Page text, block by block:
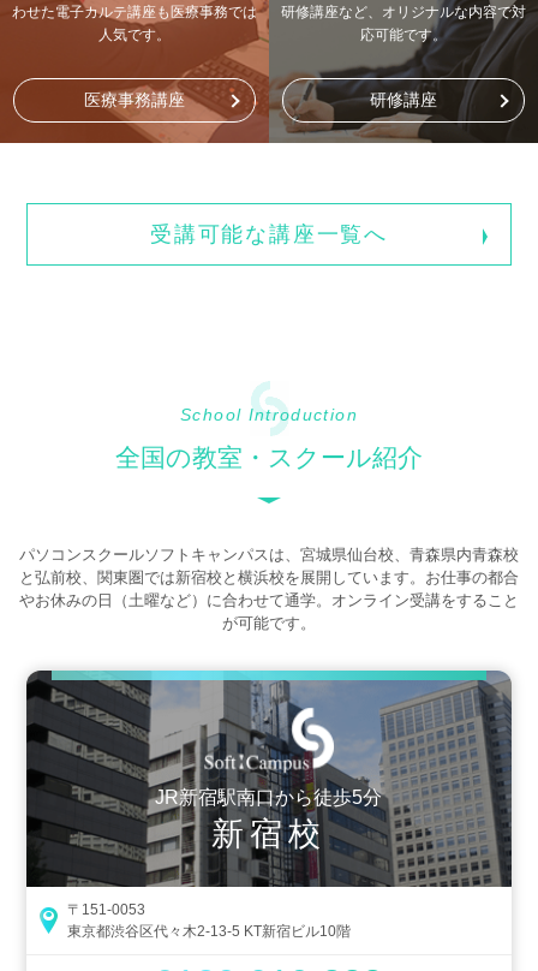
わせた電子カルテ講座も医療事務では
人気です。
医療事務講座
研修講座など、オリジナルな内容で対
応可能です。
研修講座
受講可能な講座一覧へ
School Introduction
全国の教室・スクール紹介
パソコンスクールソフトキャンパスは、宮城県仙台校、青森県内青森校
と弘前校、関東圏では新宿校と横浜校を展開しています。お仕事の都合
やお休みの日（土曜など）に合わせて通学。オンライン受講をすること
が可能です。
JR新宿駅南口から徒歩5分
新宿校
〒151-0053
東京都渋谷区代々木2-13-5 KT新宿ビル10階